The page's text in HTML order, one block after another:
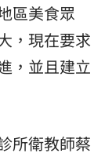
區美食眾
，現在要求
，並且建立
所衛教師蔡